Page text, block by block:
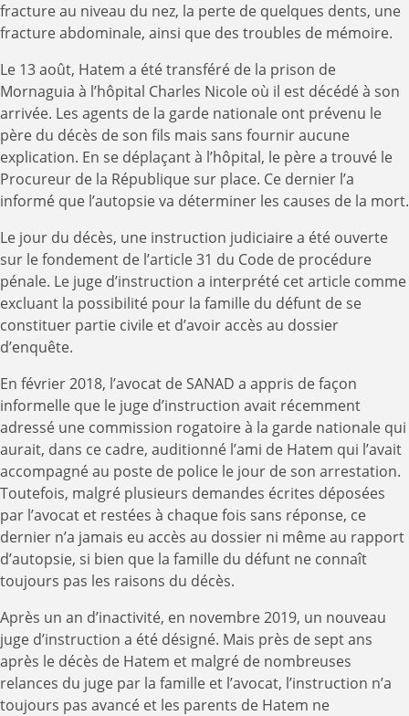
fracture au niveau du nez, la perte de quelques dents, une
fracture abdominale, ainsi que des troubles de mémoire.
Le 13 août, Hatem a été transféré de la prison de
Mornaguia à l’hôpital Charles Nicole où il est décédé à son
arrivée. Les agents de la garde nationale ont prévenu le
père du décès de son fils mais sans fournir aucune
explication. En se déplaçant à l’hôpital, le père a trouvé le
Procureur de la République sur place. Ce dernier l’a
informé que l’autopsie va déterminer les causes de la mort.
Le jour du décès, une instruction judiciaire a été ouverte
sur le fondement de l’article 31 du Code de procédure
pénale. Le juge d’instruction a interprété cet article comme
excluant la possibilité pour la famille du défunt de se
constituer partie civile et d’avoir accès au dossier
d’enquête.
En février 2018, l’avocat de SANAD a appris de façon
informelle que le juge d’instruction avait récemment
adressé une commission rogatoire à la garde nationale qui
aurait, dans ce cadre, auditionné l’ami de Hatem qui l’avait
accompagné au poste de police le jour de son arrestation.
Toutefois, malgré plusieurs demandes écrites déposées
par l’avocat et restées à chaque fois sans réponse, ce
dernier n’a jamais eu accès au dossier ni même au rapport
d’autopsie, si bien que la famille du défunt ne connaît
toujours pas les raisons du décès.
Après un an d’inactivité, en novembre 2019, un nouveau
juge d’instruction a été désigné. Mais près de sept ans
après le décès de Hatem et malgré de nombreuses
relances du juge par la famille et l’avocat, l’instruction n’a
toujours pas avancé et les parents de Hatem ne